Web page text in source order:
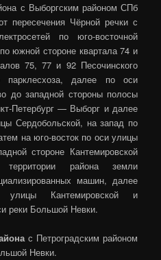
с Выборгским районом СПб
пересечения Чёрной речки с
по юго-восточной
южной стороне квартала 74 и
75, 77 и 92 Песочинского
парклесхоза, далее по оси
до западной стороны полосы
Петербург — Выборг и далее
Сердобольской, на запад по
на юго-восток по оси улицы
стороне Кантемировской
района земли
машин, далее
Кантемировской и
реки Большой Невки.
с Петроградским районом
Невки.